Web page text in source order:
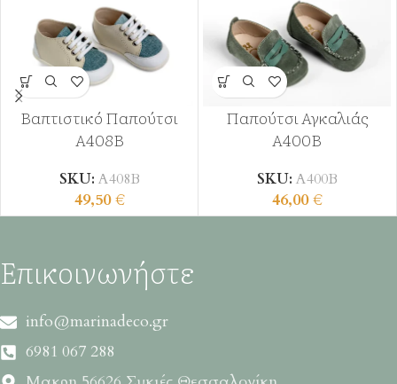
Βαπτιστικό Παπούτσι
Α408Β
SKU: Α408Β
49,50€
Παπούτσι Αγκαλιάς
Α400Β
SKU: Α400Β
46,00€
Επικοινωνήστε
info@marinadeco.gr
6981 067 288